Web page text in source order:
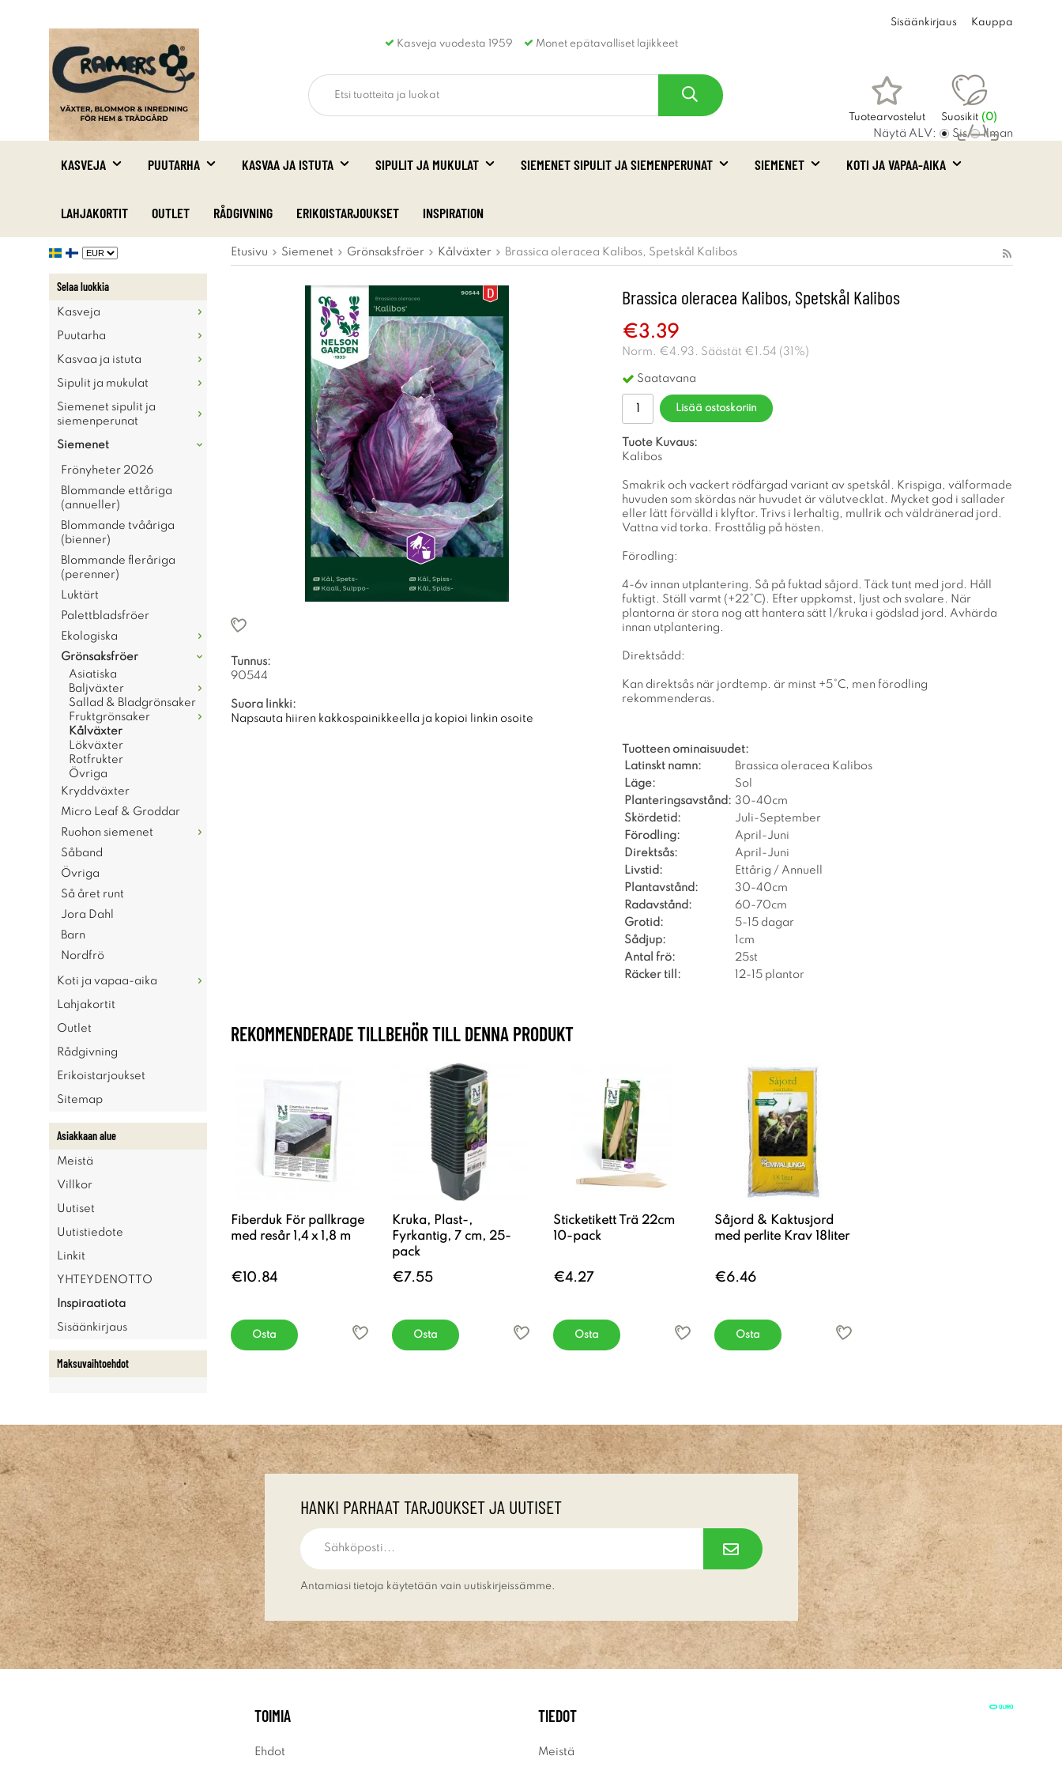
Kasveja vuodesta 1959 Monet epätavalliset lajikkeet
Sisäänkirjaus Kauppa
Tuotearvostelut Suosikit (0)
Ostoskori
Näytä ALV: Sis Ilman
KASVEJA PUUTARHA KASVAA JA ISTUTA SIPULIT JA MUKULAT SIEMENET SIPULIT JA SIEMENPERUNAT SIEMENET KOTI JA VAPAA-AIKA
LAHJAKORTIT OUTLET RÅDGIVNING ERIKOISTARJOUKSET INSPIRATION
Selaa luokkia
Kasveja
Puutarha
Kasvaa ja istuta
Sipulit ja mukulat
Siemenet sipulit ja
siemenperunat
Siemenet
Frönyheter 2026
Blommande ettåriga
(annueller)
Blommande tvååriga
(bienner)
Blommande fleråriga
(perenner)
Luktärt
Palettbladsfröer
Ekologiska
Grönsaksfröer
Asiatiska
Baljväxter
Sallad & Bladgrönsaker
Fruktgrönsaker
Kålväxter
Lökväxter
Rotfrukter
Övriga
Kryddväxter
Micro Leaf & Groddar
Ruohon siemenet
Såband
Övriga
Så året runt
Jora Dahl
Barn
Nordfrö
Koti ja vapaa-aika
Lahjakortit
Outlet
Rådgivning
Erikoistarjoukset
Sitemap
Asiakkaan alue
Meistä
Villkor
Uutiset
Uutistiedote
Linkit
YHTEYDENOTTO
Inspiraatiota
Sisäänkirjaus
Maksuvaihtoehdot
Etusivu Siemenet Grönsaksfröer Kålväxter Brassica oleracea Kalibos, Spetskål Kalibos
Brassica oleracea Kalibos, Spetskål Kalibos
€3.39
Norm. €4.93 . Säästät €1.54 ( 31 %)
Saatavana
Lisää ostoskoriin
Tuote Kuvaus:
Kalibos
Smakrik och vackert rödfärgad variant av spetskål. Krispiga, välformade
huvuden som skördas när huvudet är välutvecklat. Mycket god i sallader
eller lätt förvälld i klyftor. Trivs i lerhaltig, mullrik och väldränerad jord.
Vattna vid torka. Frosttålig på hösten.
Förodling:
4-6v innan utplantering. Så på fuktad såjord. Täck tunt med jord. Håll
fuktigt. Ställ varmt (+22°C). Efter uppkomst, ljust och svalare. När
plantorna är stora nog att hantera sätt 1/kruka i gödslad jord. Avhärda
innan utplantering.
Direktsådd:
Kan direktsås när jordtemp. är minst +5°C, men förodling
rekommenderas.
Tuotteen ominaisuudet:
Latinskt namn:
Brassica oleracea Kalibos
Läge:
Sol
Planteringsavstånd: 30-40cm
Skördetid:
Juli-September
Förodling:
April-Juni
Direktsås:
April-Juni
Livstid:
Ettårig / Annuell
Plantavstånd:
30-40cm
Radavstånd:
60-70cm
Grotid:
5-15 dagar
Sådjup:
1cm
Antal frö:
25st
Räcker till:
12-15 plantor
Tunnus:
90544
Suora linkki:
Napsauta hiiren kakkospainikkeella ja kopioi linkin osoite
REKOMMENDERADE TILLBEHÖR TILL DENNA PRODUKT
Fiberduk För pallkrage
med resår 1,4 x 1,8 m
€10.84
Osta
Kruka, Plast-,
Fyrkantig, 7 cm, 25-
pack
€7.55
Osta
Sticketikett Trä 22cm
10-pack
€4.27
Osta
Såjord & Kaktusjord
med perlite Krav 18liter
€6.46
Osta
HANKI PARHAAT TARJOUKSET JA UUTISET
Antamiasi tietoja käytetään vain uutiskirjeissämme.
TOIMIA
Ehdot
TIEDOT
Meistä